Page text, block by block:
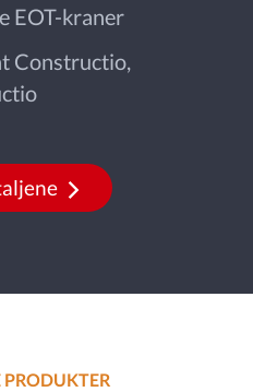
EOT-kraner
Constructio,
PRODUKTER